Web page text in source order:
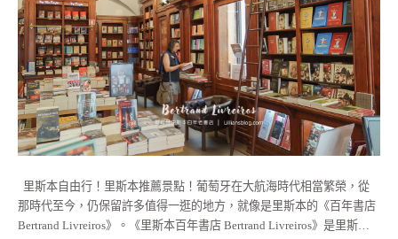
里斯本自由行！里斯本推薦景點！葡萄牙在大航海時代相當繁榮，從
那時代至今，仍保留許多值得一逛的地方，就像是里斯本的《百年書店
Bertrand Livreiros》。《里斯本百年書店 Bertrand Livreiros》是里斯…